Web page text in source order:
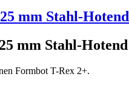
mm Stahl-Hotend
mm Stahl-Hotend
Formbot T-Rex 2+.